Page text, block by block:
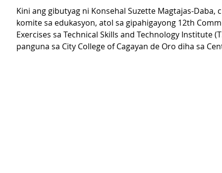
Kini ang gibutyag ni Konsehal Suzette Magtajas-Daba,
komite sa edukasyon, atol sa gipahigayong 12th
Exercises sa Technical Skills and Technology Institute
panguna sa City College of Cagayan de Oro diha sa